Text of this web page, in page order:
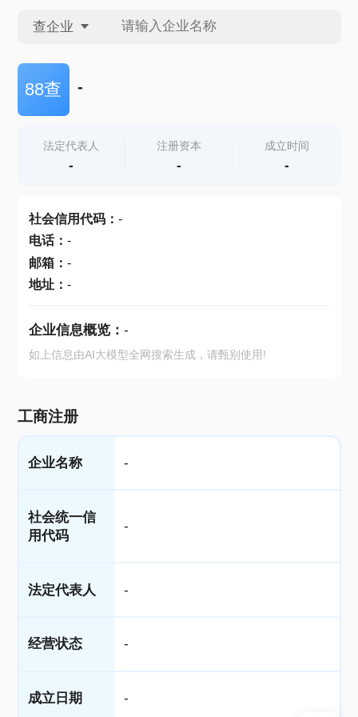
查企业
查企业
查产地
88查 -
法定代表人
-
注册资本
-
成立时间
-
社会信用代码： -
电话： -
邮箱： -
地址： -
企业信息概览： -
如上信息由AI大模型全网搜索生成，请甄别使用!
工商注册
企业名称 -
社会统一信
用代码
-
法定代表人 -
经营状态 -
成立日期 -